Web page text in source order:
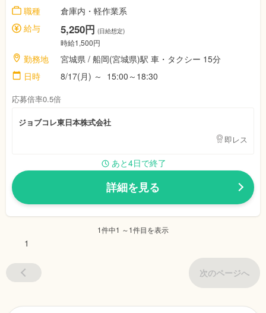
職種
倉庫内・軽作業系
給与
5,250円 (日給想定)
時給1,500円
勤務地
宮城県 / 船岡(宮城県)駅 車・タクシー 15分
日時
8/17(月) ～ 15:00～18:30
応募倍率0.5倍
ジョブコレ東日本株式会社
即レス
あと4日で終了
詳細を見る
1件中1 ～1件目を表示
1
次のページへ